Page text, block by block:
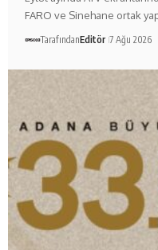
FARO ve Sinehane ortak
TarafındanEditör 7 Ağu 2026